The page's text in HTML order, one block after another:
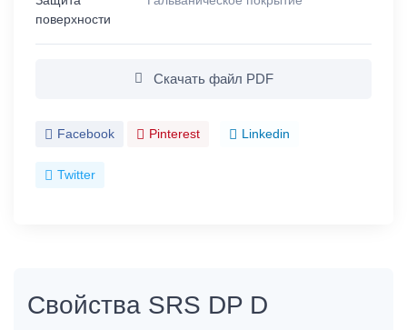
поверхности
Скачать файл PDF
Facebook Pinterest Linkedin
Twitter
Свойства SRS DP D